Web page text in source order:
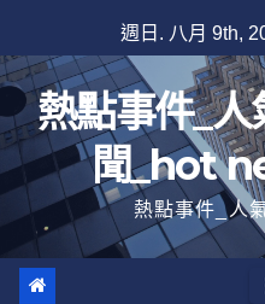
至
內
容
週日. 八月 9th,
熱點事件_人
聞_hot
熱點事件_人